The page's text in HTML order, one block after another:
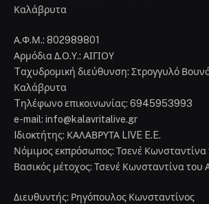
Καλάβρυτα
Α.Φ.Μ.: 802989801
Αρμόδια Δ.Ο.Υ.: ΑΙΓΙΟΥ
Tαχυδρομική διεύθυνση: Στρογγυλό
Καλάβρυτα
Tηλέφωνο επικοινωνίας: 6945953993
e-mail: info@kalavritalive.gr
Iδιοκτήτης: ΚΑΛΑΒΡΥΤΑ LIVE E.E.
Νόμιμος εκπρόσωπος: Τσενέ
Βασικός μέτοχος: Τσενέ Κωνσταντίνα του
Διευθυντής: Ρηγόπουλος Κωνσταντίνος